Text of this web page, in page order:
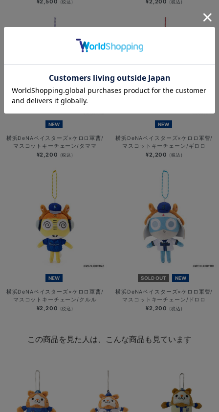
(税込) (税込)
NEW
横浜DeNAベイスターズ×ケロロ軍曹/
マスコットキーチェーン/タママ
¥2,200 (税込)
NEW
横浜DeNAベイスターズ×ケロロ軍曹/
マスコットキーチェーン/ギロロ
¥2,200 (税込)
NEW
横浜DeNAベイスターズ×ケロロ軍曹/
マスコットキーチェーン/クルル
¥2,200 (税込)
SOLD OUT NEW
横浜DeNAベイスターズ×ケロロ軍曹/
マスコットキーチェーン/ドロロ
¥2,200 (税込)
この商品を見た人は、こんな商品も見ています